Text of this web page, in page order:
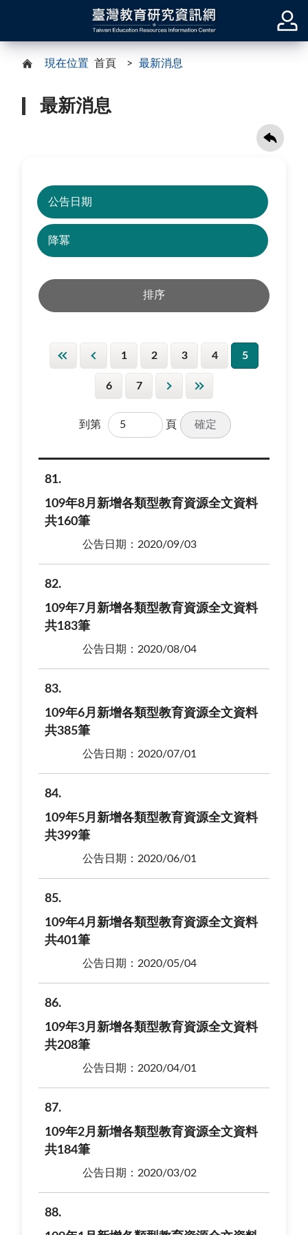
現在位置 首頁 最新消息
最新消息
1 2 3 4 5
6 7
到第 頁 確定
81
109年8月新增各類型教育資源全文資料
共160筆
公告日期：2020/09/03
82
109年7月新增各類型教育資源全文資料
共183筆
公告日期：2020/08/04
83
109年6月新增各類型教育資源全文資料
共385筆
公告日期：2020/07/01
84
109年5月新增各類型教育資源全文資料
共399筆
公告日期：2020/06/01
85
109年4月新增各類型教育資源全文資料
共401筆
公告日期：2020/05/04
86
109年3月新增各類型教育資源全文資料
共208筆
公告日期：2020/04/01
87
109年2月新增各類型教育資源全文資料
共184筆
公告日期：2020/03/02
88